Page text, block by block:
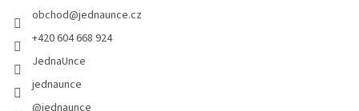
obchod@jednaunce.cz
+420 604 668 924
JednaUnce
jednaunce
@jednaunce